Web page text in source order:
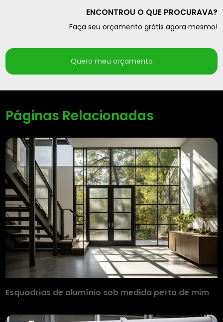
ENCONTROU O QUE PROCURAVA?
Faça seu orçamento grátis agora mesmo!
Quero meu orçamento
Páginas Relacionadas
Esquadrias de alumínio sob medida perto de mim